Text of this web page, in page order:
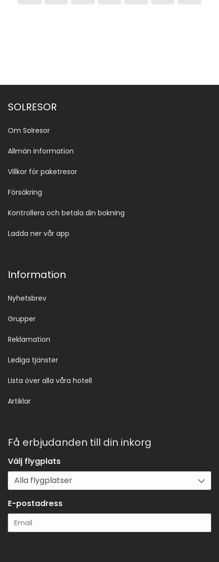
SOLRESOR
Om Solresor
Allmän information
Villkor för paketresor
Försäkring
Kontrollera och betala din bokning
Ladda ner vår app
Information
Nyhetsbrev
Grupper
Reklamation
Lediga tjänster
Lista över alla våra hotell
Artiklar
Få erbjudanden till din inkorg
Välj flygplats
E-postadress